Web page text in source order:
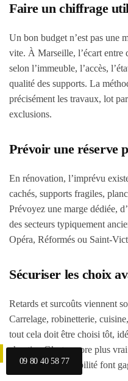
Faire un chiffrage
Un bon budget n’est pas une
vite. À Marseille, l’écart entre
selon l’immeuble, l’accès,
qualité des supports. La
précisément les travaux, lot
exclusions.
Prévoir une réserve
En rénovation, l’imprévu
cachés, supports fragiles,
Prévoyez une marge dédiée,
des secteurs typiquement
Opéra, Réformés ou Saint-
Sécuriser les choix
Retards et surcoûts viennent
Carrelage, robinetterie,
tout cela doit être choisi tôt,
chantier. C’est encore plus
vitesse et la répétabilité font
09 80 40 58 77